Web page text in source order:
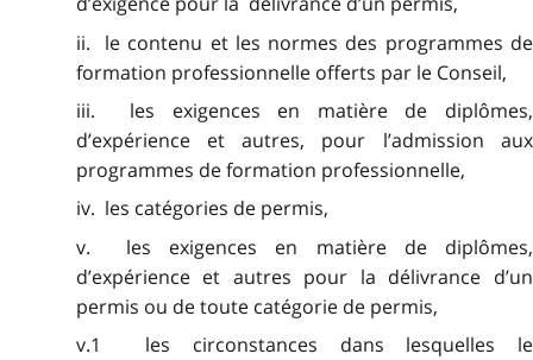
ii. le contenu et les normes des programmes de
formation professionnelle offerts par le Conseil,
iii. les exigences en matière de diplômes,
d’expérience et autres, pour l’admission aux
programmes de formation professionnelle,
iv. les catégories de permis,
v. les exigences en matière de diplômes,
d’expérience et autres pour la délivrance d’un
permis ou de toute catégorie de permis,
v.1 les circonstances dans lesquelles le